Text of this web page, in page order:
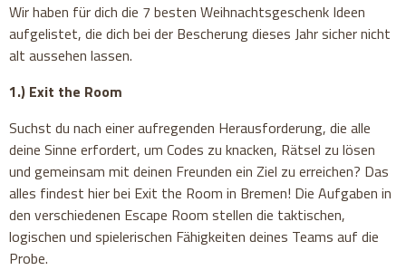
Wir haben für dich die 7 besten Weihnachtsgeschenk Ideen
aufgelistet, die dich bei der Bescherung dieses Jahr sicher nicht
alt aussehen lassen.
1.) Exit the Room
Suchst du nach einer aufregenden Herausforderung, die alle
deine Sinne erfordert, um Codes zu knacken, Rätsel zu lösen
und gemeinsam mit deinen Freunden ein Ziel zu erreichen? Das
alles findest hier bei Exit the Room in Bremen! Die Aufgaben in
den verschiedenen Escape Room stellen die taktischen,
logischen und spielerischen Fähigkeiten deines Teams auf die
Probe.